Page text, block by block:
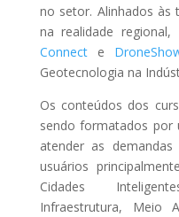
no setor. Alinhados às
na realidade
Connecte
Geotecnologia na
Os conteúdos dos
sendo formatados por
atender as
usuários
Cidades
Infraestrutura, Meio